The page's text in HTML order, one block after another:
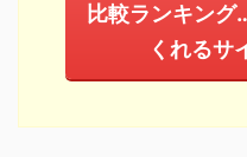
比較ランキン
くれるサ